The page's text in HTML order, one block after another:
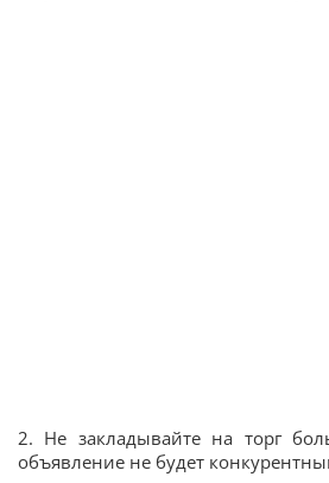
2. Не закладывайте на торг
объявление не будет